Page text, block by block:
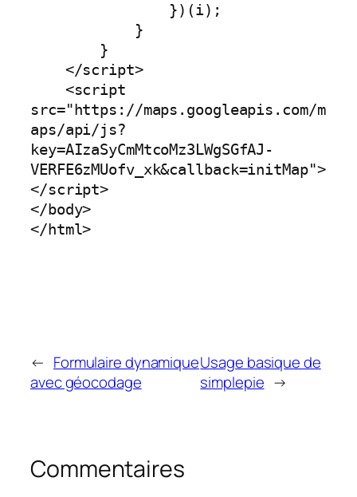
src="https://maps.googleapis.com/m
aps/api/js?
key=AIzaSyCmMtcoMz3LWgSGfAJ-
VERFE6zMUofv_xk&callback=initMap">
</script>
</body>
</html>
← Formulaire dynamique
avec géocodage
Usage basique de
simplepie →
Commentaires